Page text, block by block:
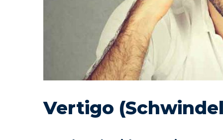
Vertigo